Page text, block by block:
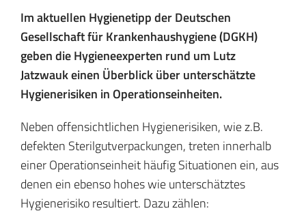
Im aktuellen Hygienetipp der Deutschen
Gesellschaft für Krankenhaushygiene (DGKH)
geben die Hygieneexperten rund um Lutz
Jatzwauk einen Überblick über unterschätzte
Hygienerisiken in Operationseinheiten.
Neben offensichtlichen Hygienerisiken, wie z.B.
defekten Sterilgutverpackungen, treten innerhalb
einer Operationseinheit häufig Situationen ein, aus
denen ein ebenso hohes wie unterschätztes
Hygienerisiko resultiert. Dazu zählen: